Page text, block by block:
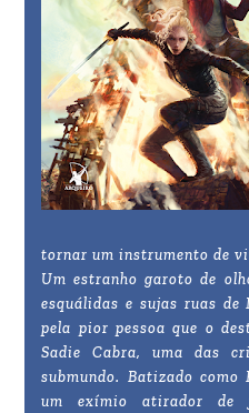
tornar um instrumento de
Um estranho garoto de
esquálidas e sujas ruas de
pela pior pessoa que o
Sadie Cabra, uma das
submundo. Batizado
um exímio atirador de